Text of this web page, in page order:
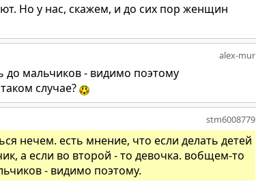
Но у нас, скажем, и до сих пор женщин
alex-mur
до мальчиков - видимо поэтому
случае?
stm6008779
нечем. есть мнение, что если делать детей
а если во второй - то девочка. вобщем-то
- видимо поэтому.